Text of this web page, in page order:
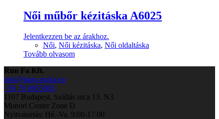
Női műbőr kézitáska A6025
Jelentkezzen be az árakhoz.
Női, Női kézitáska, Női oldaltáska
Tovább olvasom
Run Fa Kft.
info@bags-runfa.eu
+36 70 8855905
1107 Budapest, Szállás utca 13. N3.
Monori Center Zone D
Nyitvatartás: Hé.-Va. 9:00-17:00